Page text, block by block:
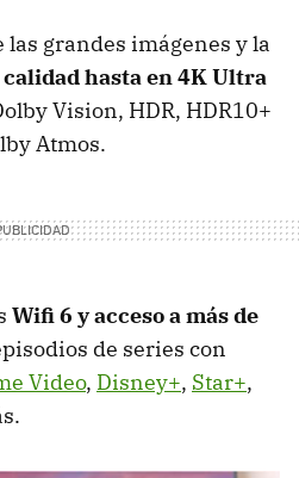
las grandes imágenes y la
calidad hasta en 4K Ultra
Vision, HDR, HDR10+
Atmos.
Wifi 6 y acceso a más de
de series con
Video, Disney+, Star+,